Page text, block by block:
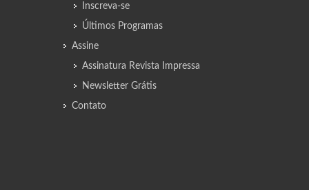
Inscreva-se
Últimos Programas
Assine
Assinatura Revista Impressa
Newsletter Grátis
Contato